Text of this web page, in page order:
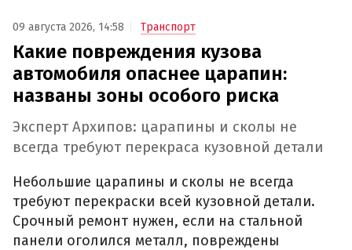
09 августа 2026, 14:58 Транспорт
Какие повреждения кузова
автомобиля опаснее царапин:
названы зоны особого риска
Эксперт Архипов: царапины и сколы не
всегда требуют перекраса кузовной детали
Небольшие царапины и сколы не всегда
требуют перекраски всей кузовной детали.
Срочный ремонт нужен, если на стальной
панели оголился металл, повреждены